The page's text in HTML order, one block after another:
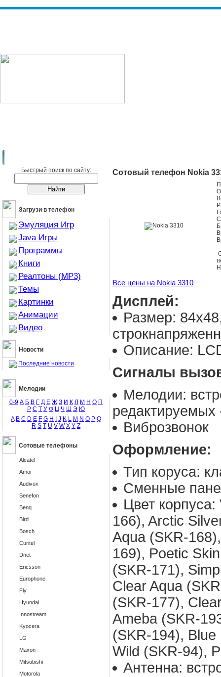
Быстрый поиск по сайту:
Загрузи в телефон
Эмуляция Игр
Java Игры
Программы
Книги
Реалтоны (MP3)
Темы
Картинки
Анимации
Видео
Новости
Последние новости
Мелодии
0-9 А Б В Г Д Е Ж З И К Л М Н О П
Р С Т У Ф Ц Ч Ш Э Ю
A B C D E F G H J K L M N O P Q
R S T U V W X Y Z
Сотовые телефоны
Alcatel
Amoi
Audivox
Benefon
Benq
Bird
Bosch
Curitel
Dnet
Ericsson
Europhone
Fly
Hyundai
Innostream
Kyocera
LG
Maxon
Mitsubishi
Motorola
Сотовый телефон Nokia
Все цены на Nokia 3310
Дисплей:
Размер:
Описание:
Сигналы
Мелодии:
Виброзвонок
Оформление:
Тип коруса:
Сменные
Цвет
166), Arctic
Aqua (SKR-
169), Poetic
(SKR-171),
Clear Aqua
(SKR-177),
Ameba (SKR-
(SKR-194),
Wild (SKR-94),
Антенна: